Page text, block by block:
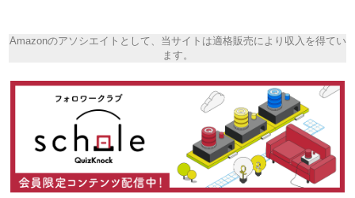
Amazonのアソシエイトとして、当サイトは適格販売により収入を得てい
ます。